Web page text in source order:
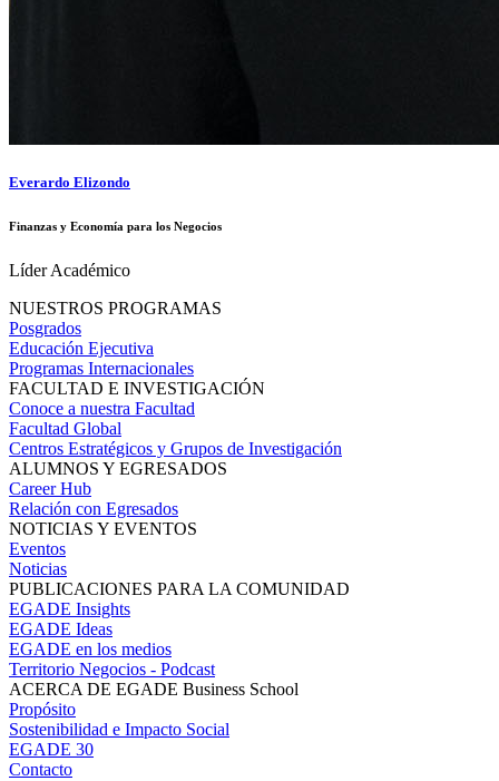
Everardo Elizondo
Finanzas y Economía para los Negocios
Líder Académico
NUESTROS PROGRAMAS
Posgrados
Educación Ejecutiva
Programas Internacionales
FACULTAD E INVESTIGACIÓN
Conoce a nuestra Facultad
Facultad Global
Centros Estratégicos y Grupos de Investigación
ALUMNOS Y EGRESADOS
Career Hub
Relación con Egresados
NOTICIAS Y EVENTOS
Eventos
Noticias
PUBLICACIONES PARA LA COMUNIDAD
EGADE Insights
EGADE Ideas
EGADE en los medios
Territorio Negocios - Podcast
ACERCA DE EGADE Business School
Propósito
Sostenibilidad e Impacto Social
EGADE 30
Contacto